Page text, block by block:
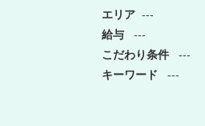
エリア ---
給与
---
こだわり条件
---
キーワード
---